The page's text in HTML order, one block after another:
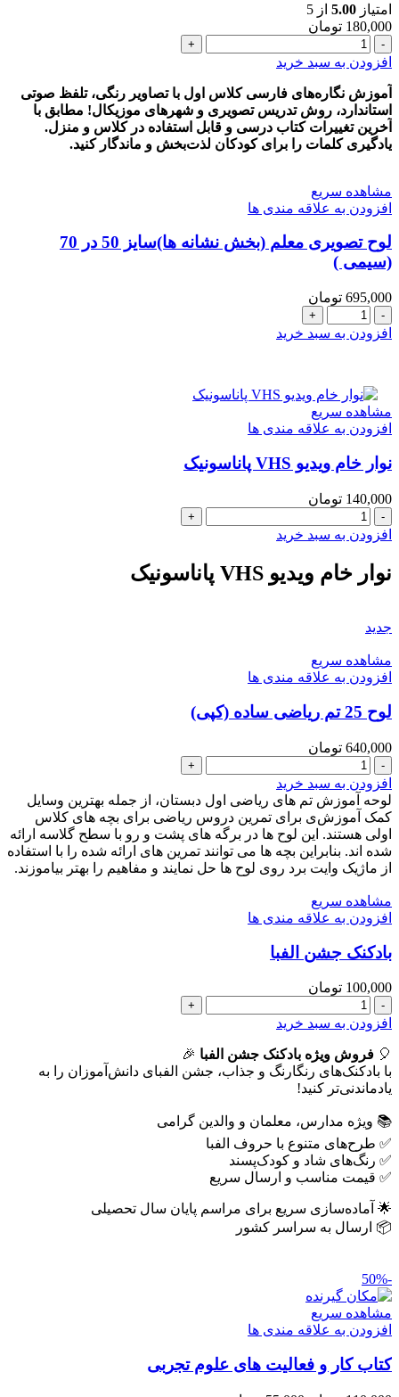
امتیاز 5.00 از 5
180,000 تومان
کاملترین
و
کارت‌های
تصویری
نگاره
به
تدریس
و
صحیح
صوتی
عدد
افزودن به سبد خرید
آموزش نگاره‌های فارسی کلاس اول با تصاویر رنگی، تلفظ صوتی
استاندارد، روش تدریس تصویری و شهرهای موزیکال! مطابق با
آخرین تغییرات کتاب درسی و قابل استفاده در کلاس و منزل.
یادگیری کلمات را برای کودکان لذت‌بخش و ماندگار کنید.
مشاهده سریع
افزودن به علاقه مندی ها
لوح تصويری معلم (بخش نشانه ها)سایز 50 در 70
(سیمی )
695,000 تومان
لوح
تصويری
ها)سایز
50
در
(سیمی
عدد
افزودن به سبد خرید
مشاهده سریع
افزودن به علاقه مندی ها
نوار خام ویدیو VHS پاناسونیک
140,000 تومان
نوار
خام
VHS
پاناسونیک
افزودن به سبد خرید
نوار خام ویدیو VHS پاناسونیک
جدید
مشاهده سریع
افزودن به علاقه مندی ها
لوح 25 تم ریاضی ساده (کپی)
640,000 تومان
لوح
25
تم
ریاضی
ساده
(کپی)
عدد
افزودن به سبد خرید
لوحه آموزش تم های ریاضی اول دبستان، از جمله بهترین وسایل
کمک آموزش‌ی برای تمرین دروس ریاضی برای بچه های کلاس
اولی هستند. این لوح ها در برگه های پشت و رو با سطح گلاسه ارائه
شده اند. بنابراین بچه ها می توانند تمرین های ارائه شده را با استفاده
از ماژیک وایت برد روی لوح ها حل نمایند و مفاهیم را بهتر بیاموزند.
مشاهده سریع
افزودن به علاقه مندی ها
بادکنک جشن الفبا
100,000 تومان
بادکنک
جشن
عدد
افزودن به سبد خرید
🎈 فروش ویژه بادکنک جشن الفبا 🎉
با بادکنک‌های رنگارنگ و جذاب، جشن الفبای دانش‌آموزان را به
یادماندنی‌تر کنید!
📚 ویژه مدارس، معلمان و والدین گرامی
✅ طرح‌های متنوع با حروف الفبا
✅ رنگ‌های شاد و کودک‌پسند
✅ قیمت مناسب و ارسال سریع
🌟 آماده‌سازی سریع برای مراسم پایان سال تحصیلی
📦 ارسال به سراسر کشور
-50%
مشاهده سریع
افزودن به علاقه مندی ها
کتاب کار و فعالیت های علوم تجربی